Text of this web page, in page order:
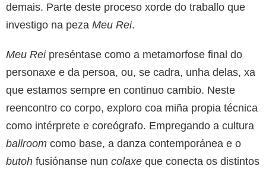
demais. Parte deste proceso xorde do traballo que
investigo na peza Meu Rei.
Meu Reipreséntase como a metamorfose final do
personaxe e da persoa, ou, se cadra, unha delas, xa
que estamos sempre en continuo cambio. Neste
reencontro co corpo, exploro coa miña propia técnica
como intérprete e coreógrafo. Empregando a cultura
ballroom como base, a danza contemporánea e o
butoh fusiónanse nun colaxe que conecta os distintos